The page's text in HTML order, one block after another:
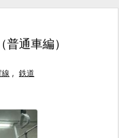
通車編）
, 鉄道